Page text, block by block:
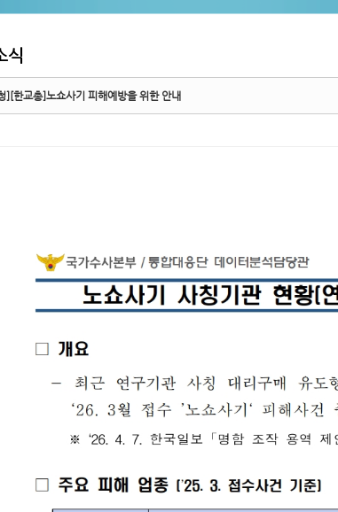
식
][한교총]노쇼사기 피해예방을 위한 안내